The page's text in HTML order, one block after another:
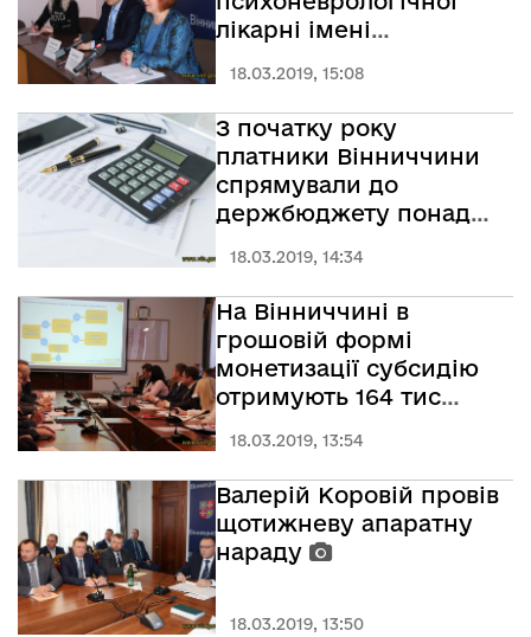
18.03.2019, 15:08
лікарні імені
оновлений і збільшений
вдвічі
18.03.2019, 14:34
З початку року
платники Вінниччини
спрямували до
держбюджету понад
військового збору
18.03.2019, 13:54
На Вінниччині в
грошовій формі
монетизації субсидію
отримують 164 тис
18.03.2019, 13:50
Валерій Коровій провів
щотижневу апаратну
нараду